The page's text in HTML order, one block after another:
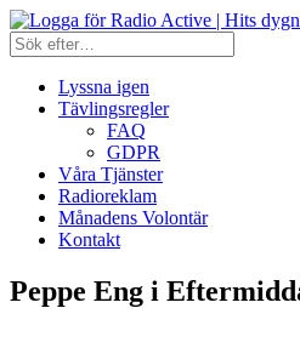
Lyssna igen
Tävlingsregler
FAQ
GDPR
Våra Tjänster
Radioreklam
Månadens Volontär
Kontakt
Peppe Eng i